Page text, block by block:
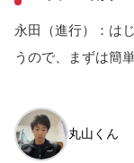
永田（進行）：は
うので、まずは簡
丸山くん